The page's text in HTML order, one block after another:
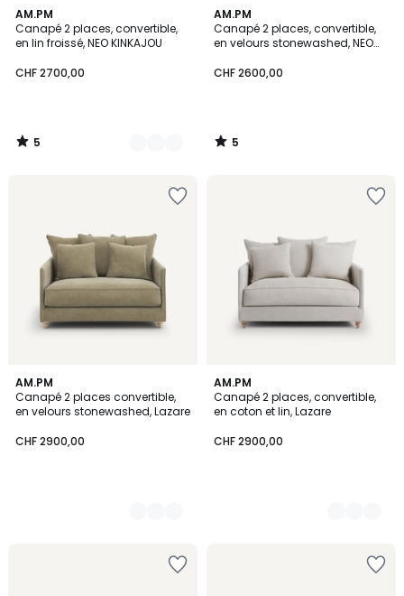
AM.PM
Canapé 2 places, convertible,
en lin froissé, NEO KINKAJOU
CHF 2700,00
5
/
5
2
Couleurs
5
/
AM.PM
Canapé 2 places, convertible,
en velours stonewashed, NEO
CHF 2600,00
5
/
5
5
/
AM.PM
Canapé 2 places convertible,
en velours stonewashed, Lazare
CHF 2900,00
3
Couleurs
AM.PM
Canapé 2 places, convertible,
en coton et lin, Lazare
CHF 2900,00
3
Couleurs